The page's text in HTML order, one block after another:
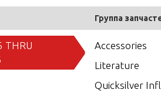
Группа
THRU
Accessories
Literature
Quicksilver